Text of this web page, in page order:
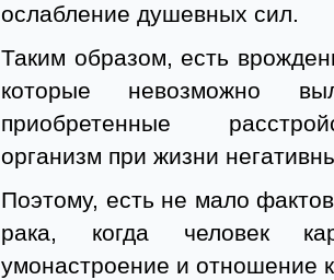
ослабление душевных сил.
Таким образом, есть
которые невозможно
приобретенные
организм при жизни
Поэтому, есть не мало
рака, когда человек
умонастроение и отношение